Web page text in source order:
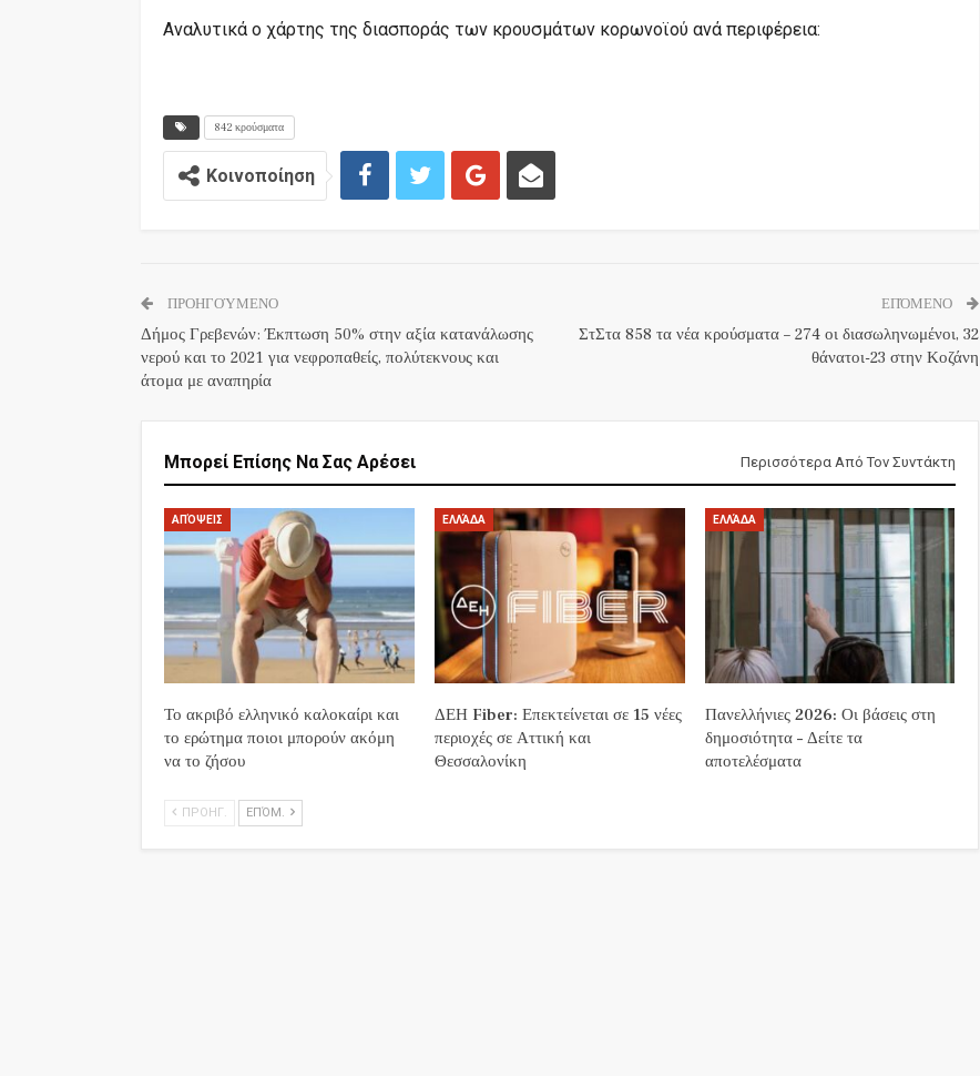
Aναλυτικά o χάρτης της διασποράς των κρουσμάτων κορωνοϊού ανά περιφέρεια:
842 κρούσματα
Κοινοποίηση
ΠΡΟΗΓΟΎΜΕΝΟ
Δήμος Γρεβενών: Έκπτωση 50% στην αξία κατανάλωσης
νερού και το 2021 για νεφροπαθείς, πολύτεκνους και
άτομα με αναπηρία
ΕΠΌΜΕΝΟ
ΣτΣτα 858 τα νέα κρούσματα – 274 οι διασωληνωμένοι, 32
θάνατοι-23 στην Κοζάνη
Μπορεί Επίσης Να Σας Αρέσει Περισσότερα Από Τον Συντάκτη
ΑΠΌΨΕΙΣ
Το ακριβό ελληνικό καλοκαίρι και
το ερώτημα ποιοι μπορούν ακόμη
να το ζήσου
ΕΛΛΆΔΑ
ΔΕΗ Fiber: Επεκτείνεται σε 15 νέες
περιοχές σε Αττική και
Θεσσαλονίκη
ΕΛΛΆΔΑ
Πανελλήνιες 2026: Οι βάσεις στη
δημοσιότητα – Δείτε τα
αποτελέσματα
ΠΡΟΗΓ. ΕΠΌΜ.